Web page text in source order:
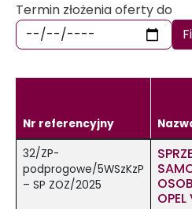
Termin złożenia oferty do
Nr referencyjny
32/ZP-
podprogowe/5WSzKzP
– SP ZOZ/2025